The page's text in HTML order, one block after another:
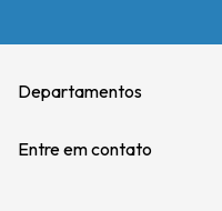
Departamentos
Entre em contato